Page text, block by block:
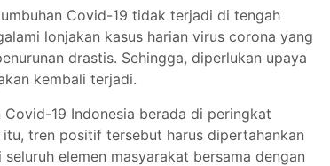
Covid-19 tidak terjadi di tengah
lonjakan kasus harian virus corona yang
drastis. Sehingga, diperlukan upaya
kembali terjadi.
19 Indonesia berada di peringkat
tren positif tersebut harus dipertahankan
elemen masyarakat bersama dengan